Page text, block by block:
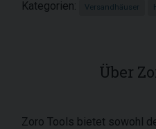
Kategorien:
Versandhäuser
Über
Zoro Tools bietet sowohl